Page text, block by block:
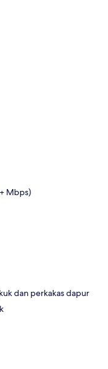
Mbps)
dan perkakas dapur